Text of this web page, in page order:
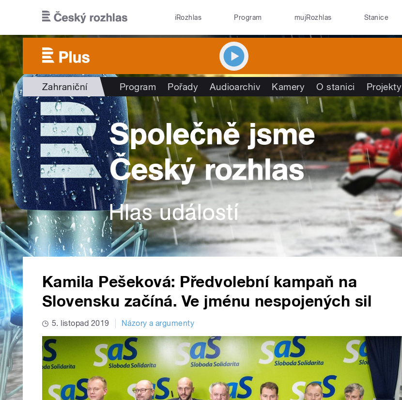
iRozhlas Program mujRozhlas Stanice
Zahraniční Program Pořady Audioarchiv Kamery O stanici Projekty
Kamila Pešeková: Předvolební kampaň na
Slovensku začíná. Ve jménu nespojených sil
5. listopad 2019 Názory a argumenty